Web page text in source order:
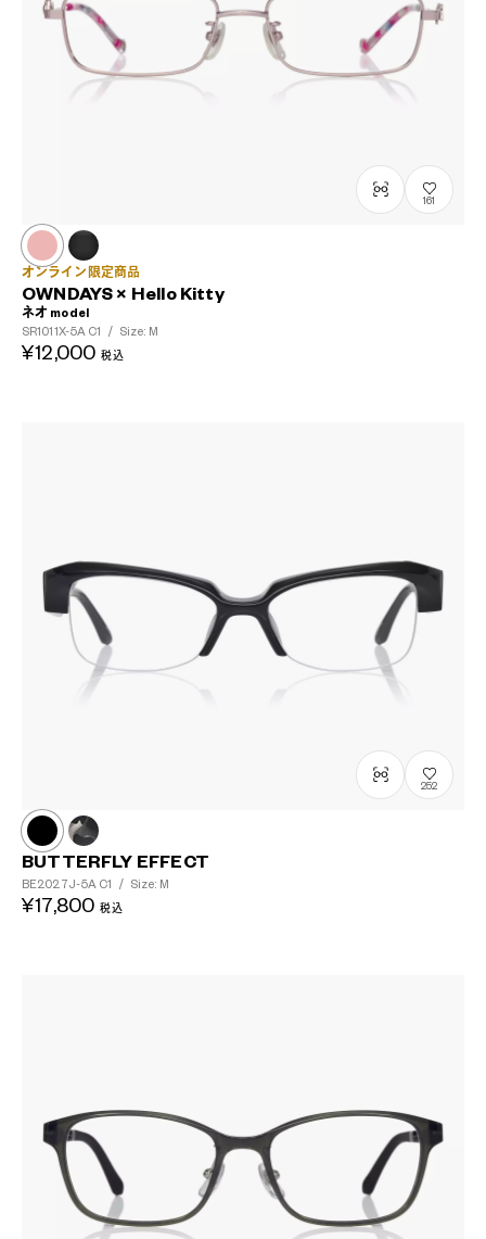
161
オンライン限定商品
OWNDAYS × Hello Kitty
ネオ model
SR1011X-5A C1 / Size: M
¥12,000 税込
252
BUTTERFLY EFFECT
BE2027J-5A C1 / Size: M
¥17,800 税込